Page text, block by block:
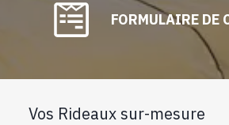
FORMULAIRE DE
Vos Rideaux sur-mesure